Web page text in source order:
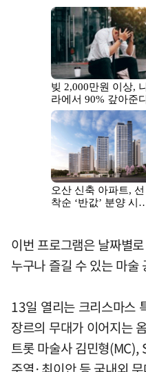
이번 프로그램은 날짜별
누구나 즐길 수 있는 마술
13일 열리는 크리스마스
장르의 무대가 이어지는
트롯 마술사 김민형(MC),